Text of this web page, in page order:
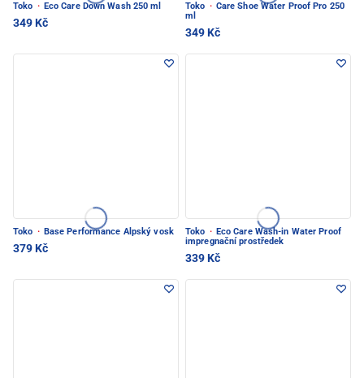
Toko · Eco Care Down Wash 250 ml
349 Kč
Toko · Care Shoe Water Proof Pro 250
ml
349 Kč
Toko · Base Performance Alpský vosk
379 Kč
Toko · Eco Care Wash-in Water Proof
impregnační prostředek
339 Kč